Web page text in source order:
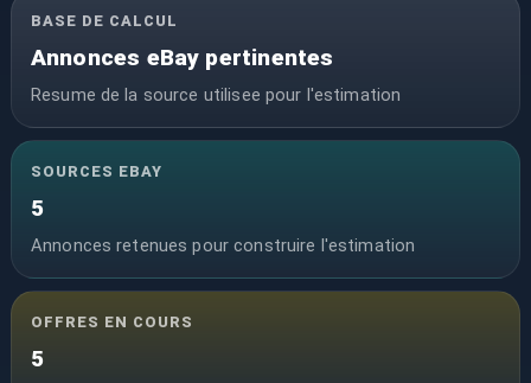
BASE DE CALCUL
Annonces eBay pertinentes
Resume de la source utilisee pour l'estimation
SOURCES EBAY
5
Annonces retenues pour construire l'estimation
OFFRES EN COURS
5